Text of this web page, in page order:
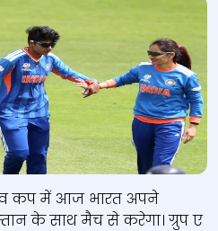
कप में आज भारत अपने
के साथ मैच से करेगा। ग्रुप ए